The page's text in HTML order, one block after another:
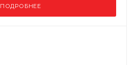
ПОДРОБНЕЕ